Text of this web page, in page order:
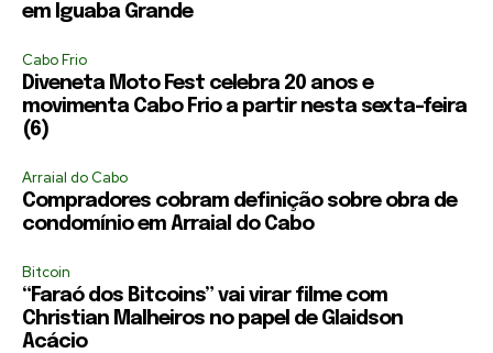
em Iguaba Grande
Cabo Frio
Diveneta Moto Fest celebra 20 anos e
movimenta Cabo Frio a partir nesta sexta-feira
(6)
Arraial do Cabo
Compradores cobram definição sobre obra de
condomínio em Arraial do Cabo
Bitcoin
“Faraó dos Bitcoins” vai virar filme com
Christian Malheiros no papel de Glaidson
Acácio